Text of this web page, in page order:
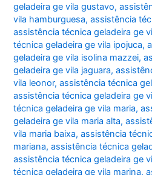
geladeira ge vila gustavo,
vila hamburguesa,assistência
assistência técnica geladeira ge
técnica geladeira ge vila ipojuca,
geladeira ge vila isolina mazzei,
geladeira ge vila jaguara,
vila leonor,assistência técnica
assistência técnica geladeira ge
técnica geladeira ge vila maria,
geladeira ge vila maria alta,
vila maria baixa,assistência
mariana,assistência técnica
assistência técnica geladeira ge
técnica geladeira ge vila marina,